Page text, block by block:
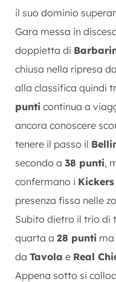
il suo dominio
Gara messa in
doppietta di
chiusa nella ripresa da
alla classifica quindi
punti continua a
ancora conoscere
tenere il passo il
secondo a 38 punti,
confermano i
presenza fissa nelle
Subito dietro il trio di
quarta a 28 punti ma
da Tavola e Real
Appena sotto si